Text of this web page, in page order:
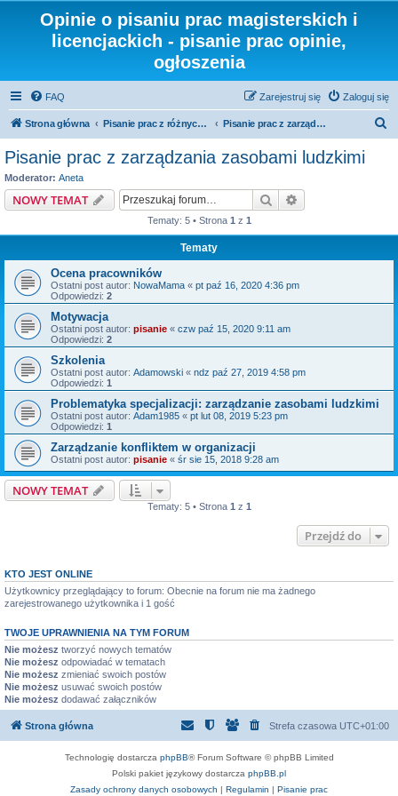
Opinie o pisaniu prac magisterskich i
licencjackich - pisanie prac opinie,
ogłoszenia
FAQ Zaloguj się
Zarejestruj się
Strona główna Pisanie prac z różnych dziedzin i kierunków Pisanie prac z zarządzania zasobami ludzkimi
Pisanie prac z zarządzania zasobami ludzkimi
Moderator: Aneta
NOWY TEMAT Szukaj
Tematy: 5 • Strona 1 z 1
Tematy
Ocena pracowników
Ostatni post autor: NowaMama « pt paź 16, 2020 4:36 pm
Odpowiedzi: 2
Motywacja
Ostatni post autor: pisanie « czw paź 15, 2020 9:11 am
Odpowiedzi: 2
Szkolenia
Ostatni post autor: Adamowski « ndz paź 27, 2019 4:58 pm
Odpowiedzi: 1
Problematyka specjalizacji: zarządzanie zasobami ludzkimi
Ostatni post autor: Adam1985 « pt lut 08, 2019 5:23 pm
Odpowiedzi: 1
Zarządzanie konfliktem w organizacji
Ostatni post autor: pisanie « śr sie 15, 2018 9:28 am
NOWY TEMAT
Tematy: 5 • Strona 1 z 1
Przejdź do
KTO JEST ONLINE
Użytkownicy przeglądający to forum: Obecnie na forum nie ma żadnego
zarejestrowanego użytkownika i 1 gość
TWOJE UPRAWNIENIA NA TYM FORUM
Nie możesz tworzyć nowych tematów
Nie możesz odpowiadać w tematach
Nie możesz zmieniać swoich postów
Nie możesz usuwać swoich postów
Nie możesz dodawać załączników
Strona główna Strefa czasowa UTC+01:00
Technologię dostarcza phpBB® Forum Software © phpBB Limited
Polski pakiet językowy dostarcza phpBB.pl
Zasady ochrony danych osobowych | Regulamin | Pisanie prac